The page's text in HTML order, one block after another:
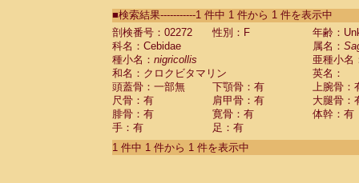
CebidaeSaguinus labiatus(0)
Cebidae Saguinus leucopus (0)
Cebidae
CebidaeSaguinus mystax
CebidaeSaguinus nigricollis (1)
Cebidae Saguinus oedipus
Cebidae Saguinus weddelli
Cebidae Saguinusspp.
Cebidae Aotus trivirgatus
Cebidae Cebus albifrons
■検索結果-----------1 件中 1 件から 1 件を表示中
剖検番号：02272
性別：F
年齢：
科名：Cebidae
属名：
種小名： nigricollis
亜種小名
和名：クロクビタマリン
英名：
頭蓋骨：一部無
下顎骨：有
上腕骨：
尺骨：有
肩甲骨：有
大腿骨：
腓骨：有
寛骨：有
体幹：有
手：有
足：有
1 件中 1 件から 1 件を表示中